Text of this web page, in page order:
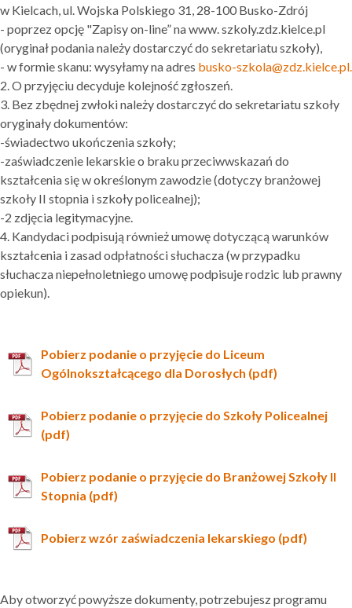
w Kielcach, ul. Wojska Polskiego 31, 28-100 Busko-Zdrój
- poprzez opcję "Zapisy on-line” na www. szkoly.zdz.kielce.pl
(oryginał podania należy dostarczyć do sekretariatu szkoły),
- w formie skanu: wysyłamy na adres busko-szkola@zdz.kielce.pl.
2. O przyjęciu decyduje kolejność zgłoszeń.
3. Bez zbędnej zwłoki należy dostarczyć do sekretariatu szkoły
oryginały dokumentów:
-świadectwo ukończenia szkoły;
-zaświadczenie lekarskie o braku przeciwwskazań do
kształcenia się w określonym zawodzie (dotyczy branżowej
szkoły II stopnia i szkoły policealnej);
-2 zdjęcia legitymacyjne.
4. Kandydaci podpisują również umowę dotyczącą warunków
kształcenia i zasad odpłatności słuchacza (w przypadku
słuchacza niepełnoletniego umowę podpisuje rodzic lub prawny
opiekun).
Pobierz podanie o przyjęcie do Liceum
Ogólnokształcącego dla Dorosłych (pdf)
Pobierz podanie o przyjęcie do Szkoły Policealnej
(pdf)
Pobierz podanie o przyjęcie do Branżowej Szkoły II
Stopnia (pdf)
Pobierz wzór zaświadczenia lekarskiego (pdf)
Aby otworzyć powyższe dokumenty, potrzebujesz programu